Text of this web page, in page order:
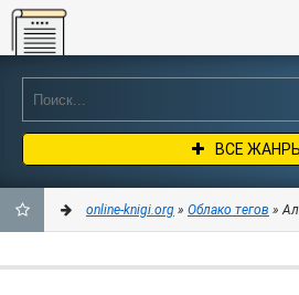
Online-knigi.org
ВСЕ ЖАНРЫ
online-knigi.org » Облако тегов »